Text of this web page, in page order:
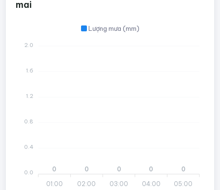
mai
Lượng mưa (mm)
01:00 02:00 03:00 04:00 05:00
0 0 0 0 0
2.0
1.6
1.2
0.8
0.4
0.0